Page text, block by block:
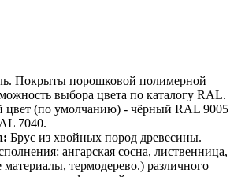
Покрыты порошковой полимерной
выбора цвета по каталогу RAL.
цвет (по умолчанию) - чёрный RAL 9005
7040.
Брус из хвойных пород древесины.
ангарская сосна, лиственница,
термодерево.) различного